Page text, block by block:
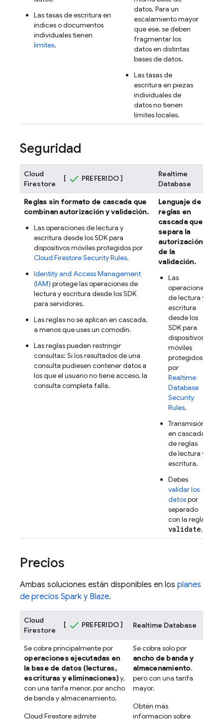
Las tasas de escritura en
índices o documentos
individuales tienen
límites.
datos. Para un
escalamiento mayor
que ese, se deben
fragmentar los
datos en distintas
bases de datos.
Las tasas de
escritura en piezas
individuales de
datos no tienen
límites locales.
Seguridad
Cloud
Firestore
[ PREFERIDO ]
Realtime
Database
Reglas sin formato de cascada que
combinan autorización y validación.
Las operaciones de lectura y
escritura desde los SDK para
dispositivos móviles protegidos por
Cloud FirestoreSecurity Rules.
Identity and Access Management
(IAM) protege las operaciones de
lectura y escritura desde los SDK
para servidores.
Las reglas no se aplican en cascada,
a menos que uses un comodín.
Las reglas pueden restringir
consultas: Si los resultados de una
consulta pudiesen contener datos a
los que el usuario no tiene acceso, la
consulta completa falla.
Lenguaje de
reglas en
cascada que
separa la
autorización
de la
validación.
Las
operaciones
de lectura y
escritura
desde los
SDK para
dispositivos
móviles
protegidos
por
Realtime
Database
Security
Rules.
Transmisión
en cascada
de reglas
de lectura y
escritura.
Debes
validar los
datospor
separado
con la regla
validate.
Precios
Ambas soluciones están disponibles en los planes
de precios Spark y Blaze.
Cloud
Firestore
[ PREFERIDO ] Realtime Database
Se cobra principalmente por
operaciones ejecutadas en
la base de datos (lecturas,
escrituras y eliminaciones)y,
con una tarifa menor, por ancho
de banda y almacenamiento.
Cloud Firestoreadmite
Se cobra solo por
ancho de banda y
almacenamiento,
pero con una tarifa
mayor.
Obtén más
información sobre